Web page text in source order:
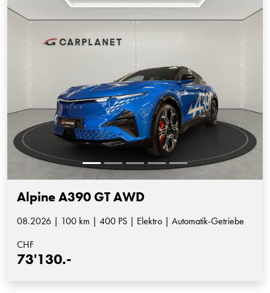
Alpine A390 GT AWD
08.2026 | 100 km | 400 PS | Elektro | Automatik-Getriebe
CHF
73'130.-